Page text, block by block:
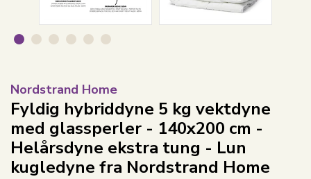
Nordstrand Home
Fyldig hybriddyne 5 kg vektdyne
med glassperler - 140x200 cm -
Helårsdyne ekstra tung - Lun
kugledyne fra Nordstrand Home